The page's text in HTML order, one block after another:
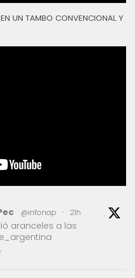
UN TAMBO CONVENCIONAL Y
@infonap · 21h
aranceles a las